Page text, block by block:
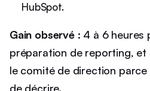
HubSpot.
Gain observé : 4 à 6 heures
préparation de reporting, et
le comité de direction parce
de décrire.